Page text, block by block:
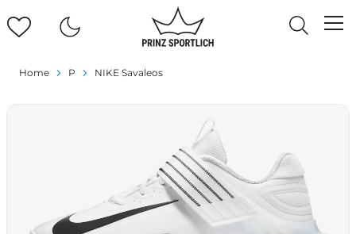
Home P NIKE Savaleos